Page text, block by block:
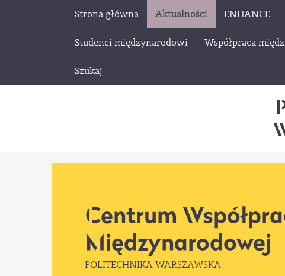
Strona główna Aktualności ENHANCE
Studenci międzynarodowi Współpraca
Szukaj